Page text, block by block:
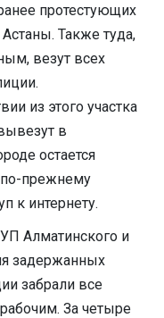
протестующих
Также туда,
везут всех
из этого участка
в
остается
по-прежнему
к интернету.
Алматинского и
задержанных
забрали все
За четыре